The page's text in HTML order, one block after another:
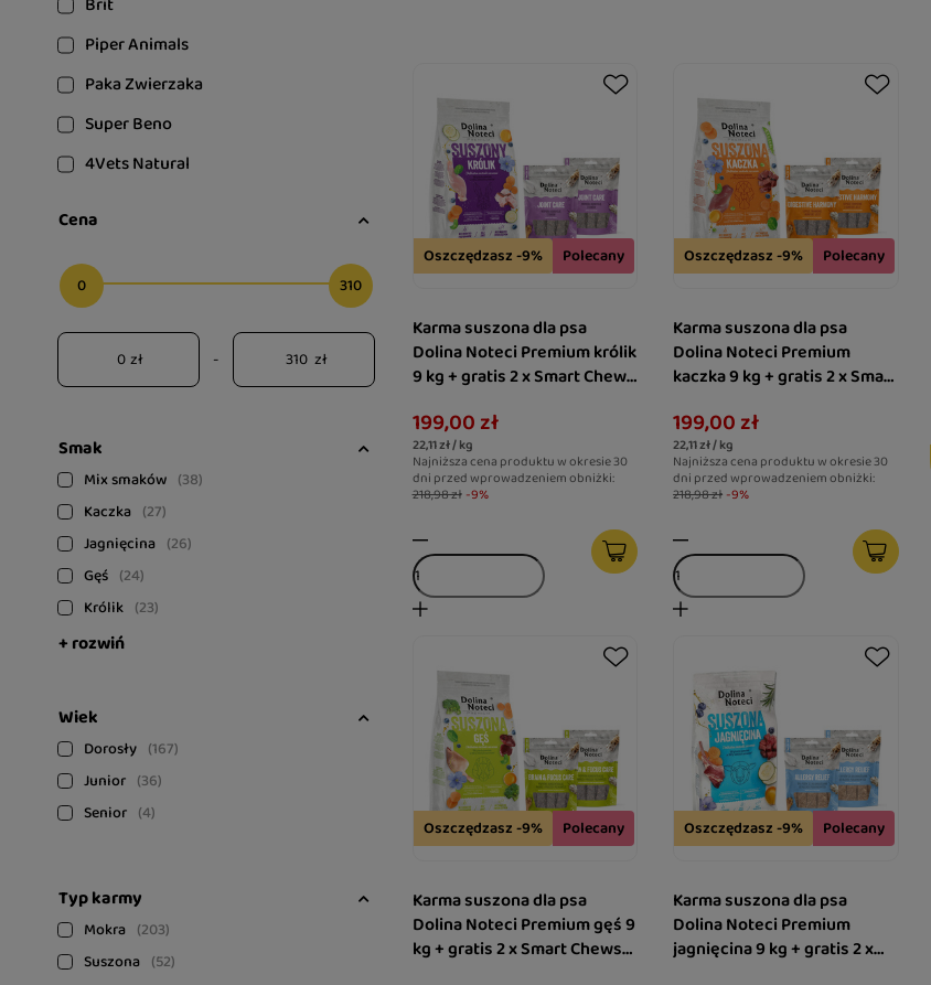
Piper Animals
Paka Zwierzaka
Super Beno
4Vets Natural
Cena
zł - zł
0 310
Smak
Mix smaków
38
Kaczka
27
Jagnięcina
26
Gęś
24
Królik
23
+ rozwiń
Wiek
Dorosły
167
Junior
36
Senior
4
Typ karmy
Mokra
203
Suszona
52
Oszczędzasz -9% Polecany
Karma suszona dla psa
Dolina Noteci Premium królik
9 kg + gratis 2 x Smart Chews
stawy
199,00 zł
22,11 zł / kg
Najniższa cena produktu w okresie 30
dni przed wprowadzeniem obniżki:
218,98 zł -9%
Oszczędzasz -9% Polecany
Karma suszona dla psa
Dolina Noteci Premium
kaczka 9 kg + gratis 2 x Smart
wspierające trawienie
199,00 zł
22,11 zł / kg
Najniższa cena produktu w okresie 30
dni przed wprowadzeniem obniżki:
218,98 zł -9%
Oszczędzasz -9% Polecany
Karma suszona dla psa
Dolina Noteci Premium gęś 9
kg + gratis 2 x Smart Chews
Oszczędzasz -9% Polecany
Karma suszona dla psa
Dolina Noteci Premium
jagnięcina 9 kg + gratis 2 x